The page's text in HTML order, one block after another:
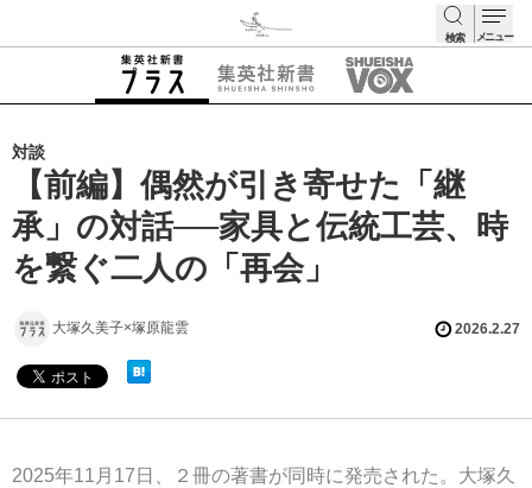
検索 メニュー
対談
【前編】偶然が引き寄せた「継
承」の対話──家具と伝統工芸、時
を繋ぐ二人の「再会」
大塚久美子×塚原龍雲 2026.2.27
2025年11月17日、２冊の著書が同時に発売された。大塚久